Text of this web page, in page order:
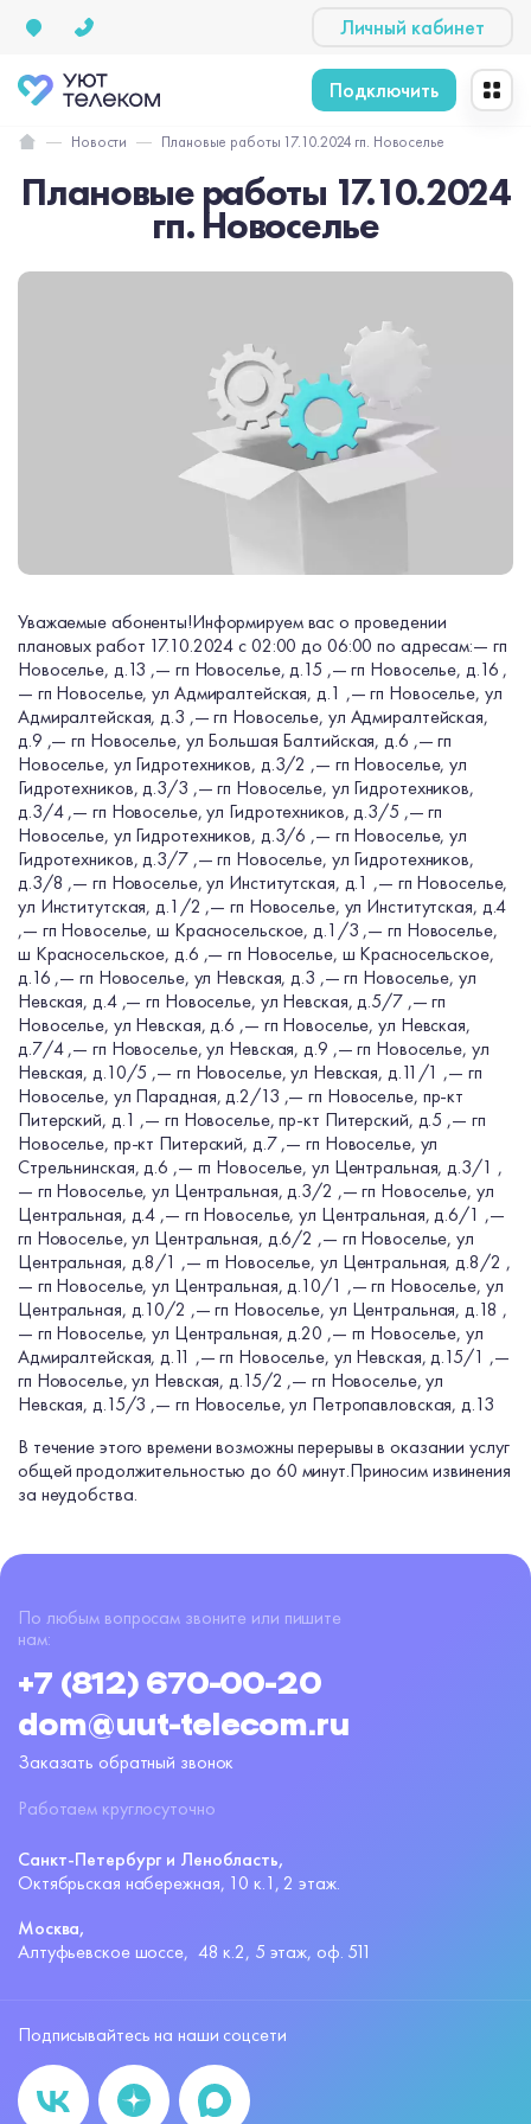
Личный кабинет
Подключить
Новости Плановые работы 17.10.2024 гп. Новоселье
Плановые работы 17.10.2024
гп. Новоселье
Уважаемые абоненты!Информируем вас о проведении
плановых работ 17.10.2024 c 02:00 до 06:00 по адресам:— гп
Новоселье, д.13 ,— гп Новоселье, д.15 ,— гп Новоселье, д.16 ,
— гп Новоселье, ул Адмиралтейская, д.1 ,— гп Новоселье, ул
Адмиралтейская, д.3 ,— гп Новоселье, ул Адмиралтейская,
д.9 ,— гп Новоселье, ул Большая Балтийская, д.6 ,— гп
Новоселье, ул Гидротехников, д.3/2 ,— гп Новоселье, ул
Гидротехников, д.3/3 ,— гп Новоселье, ул Гидротехников,
д.3/4 ,— гп Новоселье, ул Гидротехников, д.3/5 ,— гп
Новоселье, ул Гидротехников, д.3/6 ,— гп Новоселье, ул
Гидротехников, д.3/7 ,— гп Новоселье, ул Гидротехников,
д.3/8 ,— гп Новоселье, ул Институтская, д.1 ,— гп Новоселье,
ул Институтская, д.1/2 ,— гп Новоселье, ул Институтская, д.4
,— гп Новоселье, ш Красносельское, д.1/3 ,— гп Новоселье,
ш Красносельское, д.6 ,— гп Новоселье, ш Красносельское,
д.16 ,— гп Новоселье, ул Невская, д.3 ,— гп Новоселье, ул
Невская, д.4 ,— гп Новоселье, ул Невская, д.5/7 ,— гп
Новоселье, ул Невская, д.6 ,— гп Новоселье, ул Невская,
д.7/4 ,— гп Новоселье, ул Невская, д.9 ,— гп Новоселье, ул
Невская, д.10/5 ,— гп Новоселье, ул Невская, д.11/1 ,— гп
Новоселье, ул Парадная, д.2/13 ,— гп Новоселье, пр-кт
Питерский, д.1 ,— гп Новоселье, пр-кт Питерский, д.5 ,— гп
Новоселье, пр-кт Питерский, д.7 ,— гп Новоселье, ул
Стрельнинская, д.6 ,— гп Новоселье, ул Центральная, д.3/1 ,
— гп Новоселье, ул Центральная, д.3/2 ,— гп Новоселье, ул
Центральная, д.4 ,— гп Новоселье, ул Центральная, д.6/1 ,—
гп Новоселье, ул Центральная, д.6/2 ,— гп Новоселье, ул
Центральная, д.8/1 ,— гп Новоселье, ул Центральная, д.8/2 ,
— гп Новоселье, ул Центральная, д.10/1 ,— гп Новоселье, ул
Центральная, д.10/2 ,— гп Новоселье, ул Центральная, д.18 ,
— гп Новоселье, ул Центральная, д.20 ,— гп Новоселье, ул
Адмиралтейская, д.11 ,— гп Новоселье, ул Невская, д.15/1 ,—
гп Новоселье, ул Невская, д.15/2 ,— гп Новоселье, ул
Невская, д.15/3 ,— гп Новоселье, ул Петропавловская, д.13
В течение этого времени возможны перерывы в оказании услуг
общей продолжительностью до 60 минут.Приносим извинения
за неудобства.
По любым вопросам звоните или пишите
нам:
+7 (812) 670-00-20
dom@uut-telecom.ru
Заказать обратный звонок
Работаем круглосуточно
Санкт-Петербург и Ленобласть,
Октябрьская набережная, 10 к.1, 2 этаж.
Москва,
Алтуфьевское шоссе, 48 к.2, 5 этаж, оф. 511
Подписывайтесь на наши соцсети